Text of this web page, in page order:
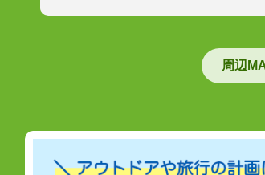
周辺